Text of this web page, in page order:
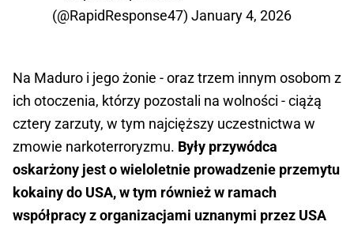
(@RapidResponse47) January 4, 2026
Na Maduro i jego żonie - oraz trzem innym osobom z
ich otoczenia, którzy pozostali na wolności - ciążą
cztery zarzuty, w tym najcięższy uczestnictwa w
zmowie narkoterroryzmu. Były przywódca
oskarżony jest o wieloletnie prowadzenie przemytu
kokainy do USA, w tym również w ramach
współpracy z organizacjami uznanymi przez USA